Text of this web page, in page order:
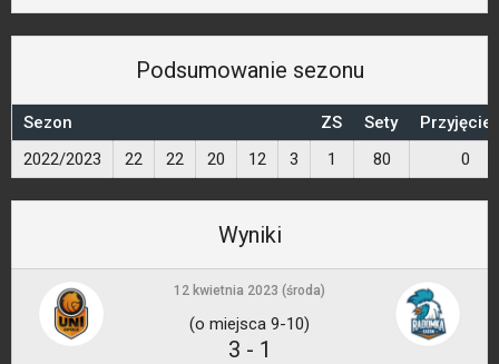
Podsumowanie sezonu
Sezon ZS Sety
Przyjęcie
2022/2023
22 22 20 12 3 1 80 0
Wyniki
12 kwietnia 2023 (środa)
(o miejsca 9-10)
3 - 1